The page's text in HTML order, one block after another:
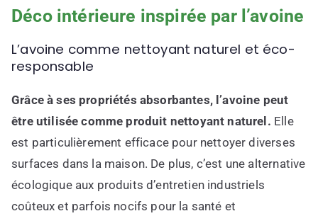
Déco intérieure inspirée par l’avoine
L’avoine comme nettoyant naturel et éco-
responsable
Grâce à ses propriétés absorbantes, l’avoine peut
être utilisée comme produit nettoyant naturel. Elle
est particulièrement efficace pour nettoyer diverses
surfaces dans la maison. De plus, c’est une alternative
écologique aux produits d’entretien industriels
coûteux et parfois nocifs pour la santé et